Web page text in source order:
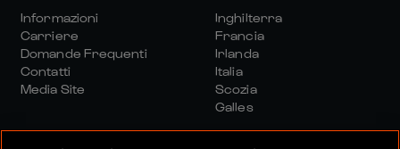
Informazioni
Carriere
Domande Frequenti
Contatti
Media Site
Inghilterra
Francia
Irlanda
Italia
Scozia
Galles